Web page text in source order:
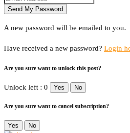
A new password will be emailed to you.
Have received a new password? Login
Are you sure want to unlock this post?
Unlock left : 0 Yes No
Are you sure want to cancel subscription?
Yes No